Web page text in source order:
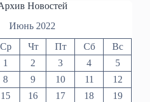
Новостей
Июнь 2022
Ср Чт Пт Сб
Вс
1
2 3 4
5
8 9 10 11
12
15 16 17 18
19